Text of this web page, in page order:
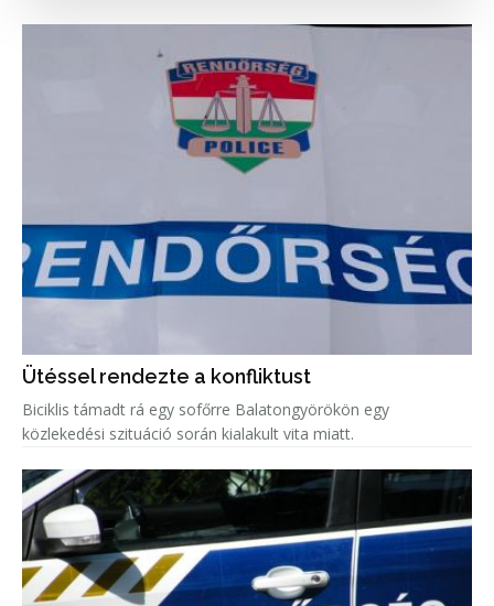
Ütéssel rendezte a konfliktust
Biciklis támadt rá egy sofőrre Balatongyörökön egy
közlekedési szituáció során kialakult vita miatt.